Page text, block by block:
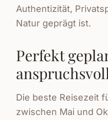
Authentizität,
Natur geprägt ist.
Perfekt
Die beste Reisezeit
zwischen Mai und